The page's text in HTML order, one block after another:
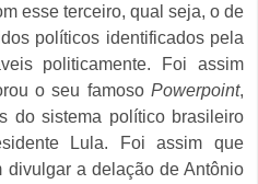
esse terceiro, qual seja, o de
políticos identificados pela
politicamente. Foi assim
o seu famoso Powerpoint,
do sistema político brasileiro
Lula. Foi assim que
divulgar a delação de Antônio